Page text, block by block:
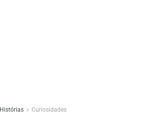
Histórias Curiosidades